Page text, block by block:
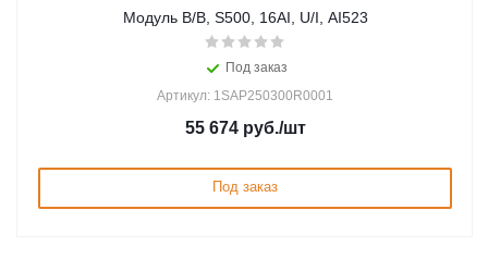
Модуль В/В, S500, 16AI, U/I, AI523
Под заказ
Артикул: 1SAP250300R0001
55 674руб./шт
Под заказ